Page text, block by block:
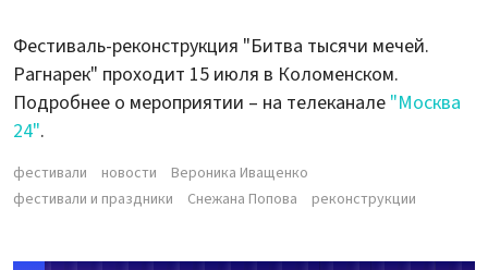
Фестиваль-реконструкция "Битва тысячи мечей.
Рагнарек" проходит 15 июля в Коломенском.
Подробнее о мероприятии – на телеканале "Москва
24".
фестивали новости
Вероника Иващенко
фестивали и праздники
Снежана Попова реконструкции